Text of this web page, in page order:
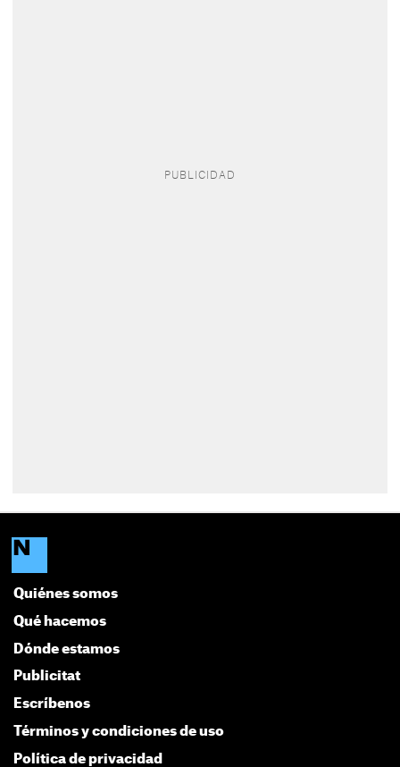
Quiénes somos
Qué hacemos
Dónde estamos
Publicitat
Escríbenos
Términos y condiciones de uso
Política de privacidad